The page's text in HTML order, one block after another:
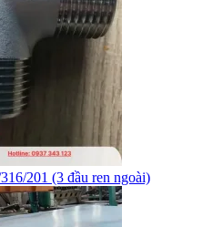
201 (3 đầu ren ngoài)